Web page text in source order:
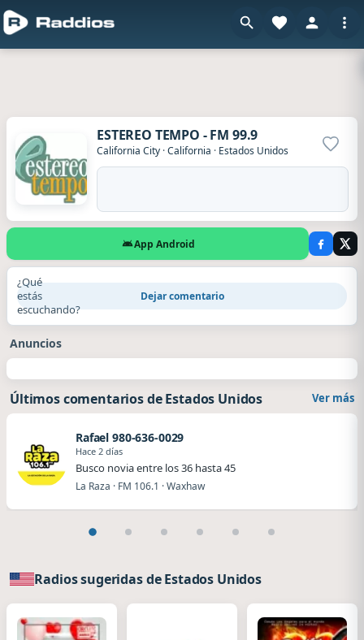
ESTEREO TEMPO - FM 99.9
California City ·California · Estados Unidos
App Android
¿Qué
estás
escuchando?
Dejar comentario
Anuncios
Últimos comentarios de Estados Unidos Ver más
Rafael 980-636-0029
Hace 2 días
Busco novia entre los 36 hasta 45
La Raza · FM 106.1 · Waxhaw
Radios sugeridas de Estados Unidos